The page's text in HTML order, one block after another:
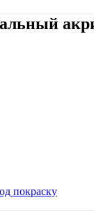
покраску